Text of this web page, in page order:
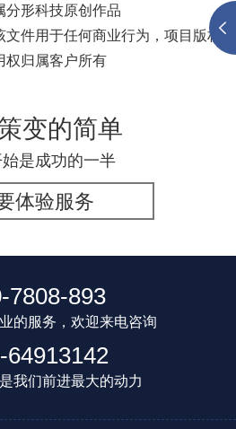
分形科技原创作品
文件用于任何商业行为，项目版权
权归属客户所有
变的简单
是成功的一半
体验服务
7808-893
的服务，欢迎来电咨询
64913142
我们前进最大的动力